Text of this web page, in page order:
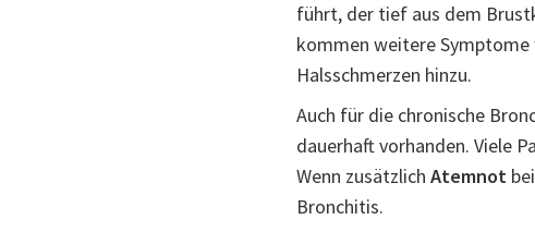
führt, der tief aus dem
kommen weitere Symptome
Halsschmerzen hinzu.
Auch für die chronische
dauerhaft vorhanden. Viele
Wenn zusätzlich Atemnot
Bronchitis.